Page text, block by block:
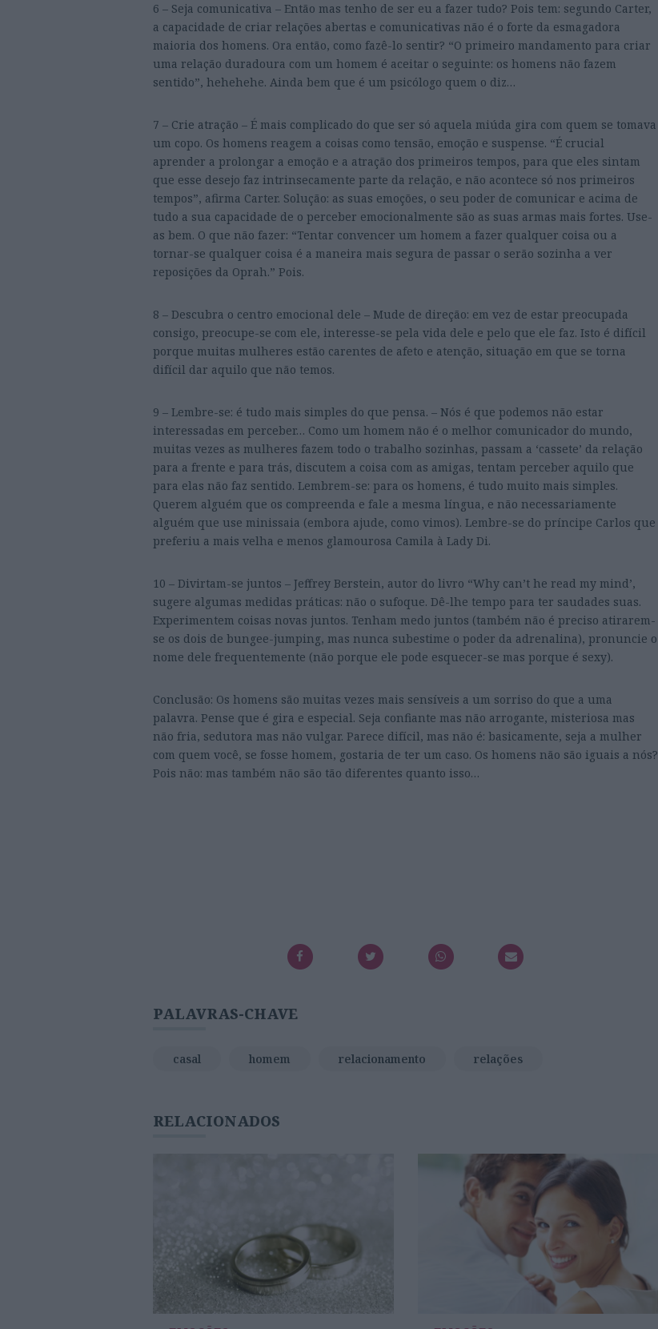
6 – Seja comunicativa – Então mas tenho de ser eu a fazer tudo? Pois tem: segundo Carter,
a capacidade de criar relações abertas e comunicativas não é o forte da esmagadora
maioria dos homens. Ora então, como fazê-lo sentir? “O primeiro mandamento para criar
uma relação duradoura com um homem é aceitar o seguinte: os homens não fazem
sentido”, hehehehe. Ainda bem que é um psicólogo quem o diz…
7 – Crie atração – É mais complicado do que ser só aquela miúda gira com quem se tomava
um copo. Os homens reagem a coisas como tensão, emoção e suspense. “É crucial
aprender a prolongar a emoção e a atração dos primeiros tempos, para que eles sintam
que esse desejo faz intrinsecamente parte da relação, e não acontece só nos primeiros
tempos”, afirma Carter. Solução: as suas emoções, o seu poder de comunicar e acima de
tudo a sua capacidade de o perceber emocionalmente são as suas armas mais fortes. Use-
as bem. O que não fazer: “Tentar convencer um homem a fazer qualquer coisa ou a
tornar-se qualquer coisa é a maneira mais segura de passar o serão sozinha a ver
reposições da Oprah.” Pois.
8 – Descubra o centro emocional dele – Mude de direção: em vez de estar preocupada
consigo, preocupe-se com ele, interesse-se pela vida dele e pelo que ele faz. Isto é difícil
porque muitas mulheres estão carentes de afeto e atenção, situação em que se torna
difícil dar aquilo que não temos.
9 – Lembre-se: é tudo mais simples do que pensa. – Nós é que podemos não estar
interessadas em perceber… Como um homem não é o melhor comunicador do mundo,
muitas vezes as mulheres fazem todo o trabalho sozinhas, passam a ‘cassete’ da relação
para a frente e para trás, discutem a coisa com as amigas, tentam perceber aquilo que
para elas não faz sentido. Lembrem-se: para os homens, é tudo muito mais simples.
Querem alguém que os compreenda e fale a mesma língua, e não necessariamente
alguém que use minissaia (embora ajude, como vimos). Lembre-se do príncipe Carlos que
preferiu a mais velha e menos glamourosa Camila à Lady Di.
10 – Divirtam-se juntos – Jeffrey Berstein, autor do livro “Why can’t he read my mind’,
sugere algumas medidas práticas: não o sufoque. Dê-lhe tempo para ter saudades suas.
Experimentem coisas novas juntos. Tenham medo juntos (também não é preciso atirarem-
se os dois de bungee-jumping, mas nunca subestime o poder da adrenalina), pronuncie o
nome dele frequentemente (não porque ele pode esquecer-se mas porque é sexy).
Conclusão: Os homens são muitas vezes mais sensíveis a um sorriso do que a uma
palavra. Pense que é gira e especial. Seja confiante mas não arrogante, misteriosa mas
não fria, sedutora mas não vulgar. Parece difícil, mas não é: basicamente, seja a mulher
com quem você, se fosse homem, gostaria de ter um caso. Os homens não são iguais a nós?
Pois não: mas também não são tão diferentes quanto isso…
PALAVRAS-CHAVE
casal homem relacionamento relações
RELACIONADOS